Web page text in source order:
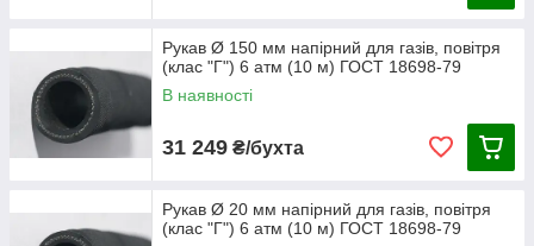
Рукав Ø 150 мм напірний для газів, повітря
(клас "Г") 6 атм (10 м) ГОСТ 18698-79
В наявності
31 249 ₴/бухта
Рукав Ø 20 мм напірний для газів, повітря
(клас "Г") 6 атм (10 м) ГОСТ 18698-79